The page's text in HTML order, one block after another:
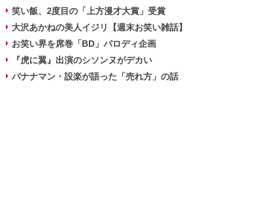
笑い飯、2度目の「上方漫才大賞」受賞
大沢あかねの美人イジリ【週末お笑い雑話】
お笑い界を席巻「BD」パロディ企画
『虎に翼』出演のシソンヌがデカい
バナナマン・設楽が語った「売れ方」の話